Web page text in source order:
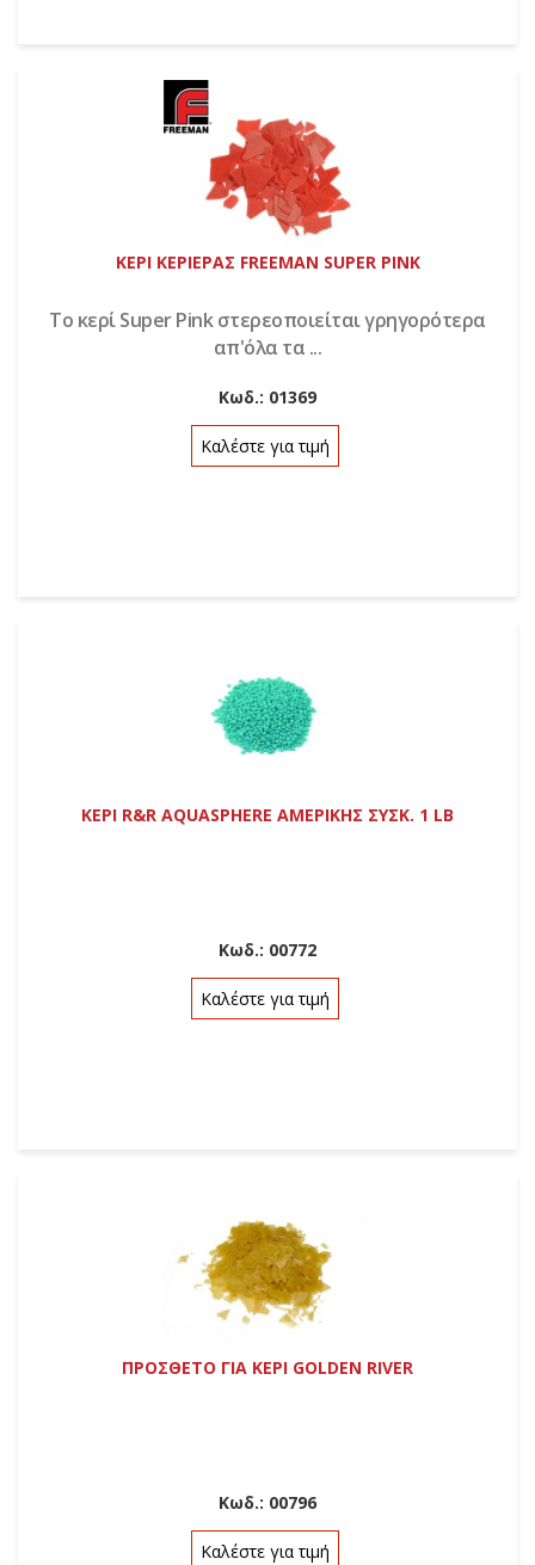
ΚΕΡΙ ΚΕΡΙΕΡΑΣ FREEMAN SUPER PINK
Το κερί Super Pink στερεοποιείται γρηγορότερα
απ'όλα τα ...
Κωδ.: 01369
Καλέστε για τιμή
ΚΕΡΙ R&R AQUASPHERE ΑΜΕΡΙΚΗΣ ΣΥΣΚ. 1 LB
Κωδ.: 00772
Καλέστε για τιμή
ΠΡΟΣΘΕΤΟ ΓΙΑ ΚΕΡΙ GOLDEN RIVER
Κωδ.: 00796
Καλέστε για τιμή